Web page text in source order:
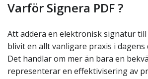
Varför Signera PDF ?
Att addera en elektronisk signatur till
blivit en allt vanligare praxis i dagens
Det handlar om mer än bara en
representerar en effektivisering av